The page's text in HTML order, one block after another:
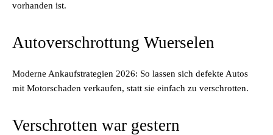
vorhanden ist.
Autoverschrottung Wuerselen
Moderne Ankaufstrategien 2026: So lassen sich defekte Autos
mit Motorschaden verkaufen, statt sie einfach zu verschrotten.
Verschrotten war gestern